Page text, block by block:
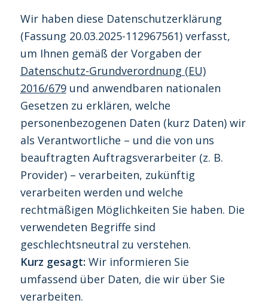
Wir haben diese Datenschutzerklärung
(Fassung 20.03.2025-112967561) verfasst,
um Ihnen gemäß der Vorgaben der
Datenschutz-Grundverordnung (EU)
2016/679und anwendbaren nationalen
Gesetzen zu erklären, welche
personenbezogenen Daten (kurz Daten) wir
als Verantwortliche – und die von uns
beauftragten Auftragsverarbeiter (z. B.
Provider) – verarbeiten, zukünftig
verarbeiten werden und welche
rechtmäßigen Möglichkeiten Sie haben. Die
verwendeten Begriffe sind
geschlechtsneutral zu verstehen.
Kurz gesagt: Wir informieren Sie
umfassend über Daten, die wir über Sie
verarbeiten.